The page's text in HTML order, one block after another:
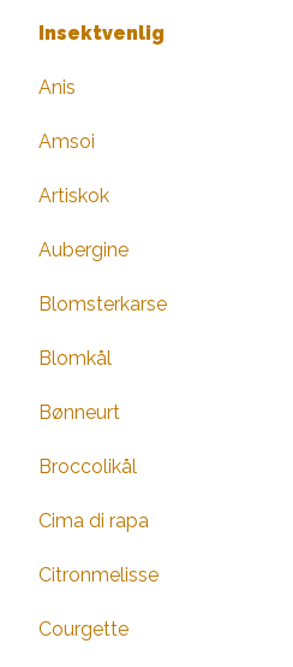
Insektvenlig
Anis
Amsoi
Artiskok
Aubergine
Blomsterkarse
Blomkål
Bønneurt
Broccolikål
Cima di rapa
Citronmelisse
Courgette